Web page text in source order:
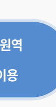
역
용